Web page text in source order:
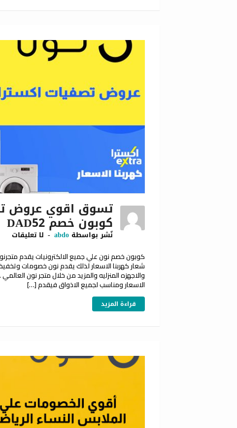
تسوق اقوي عروض
كوبون خصم DAD52
نٌشر بواسطة abdo لا تعليقات
كوبون خصم نون علي جميع الالكترونيات يقدم
شعار كهربنا الاسعار لذلك يقدم نون خصومات
والاجهزه المنزليه والمزيد من خلال متجر نون
الاسعار ومناسب لجميع الاذواق فيقدم […]
قراءة المزيد